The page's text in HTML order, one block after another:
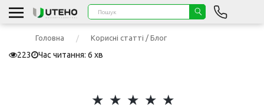
Головна Корисні статті / Блог
223 Час читання: 6 хв